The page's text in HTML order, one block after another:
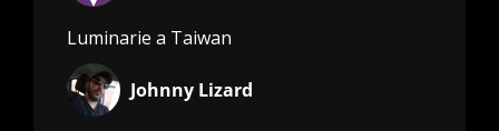
Luminarie a Taiwan
Johnny Lizard